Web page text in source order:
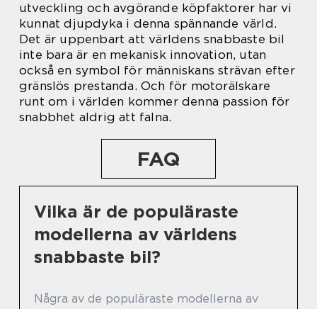
utveckling och avgörande köpfaktorer har vi
kunnat djupdyka i denna spännande värld.
Det är uppenbart att världens snabbaste bil
inte bara är en mekanisk innovation, utan
också en symbol för människans strävan efter
gränslös prestanda. Och för motorälskare
runt om i världen kommer denna passion för
snabbhet aldrig att falna.
FAQ
Vilka är de populäraste
modellerna av världens
snabbaste bil?
Några av de populäraste modellerna av